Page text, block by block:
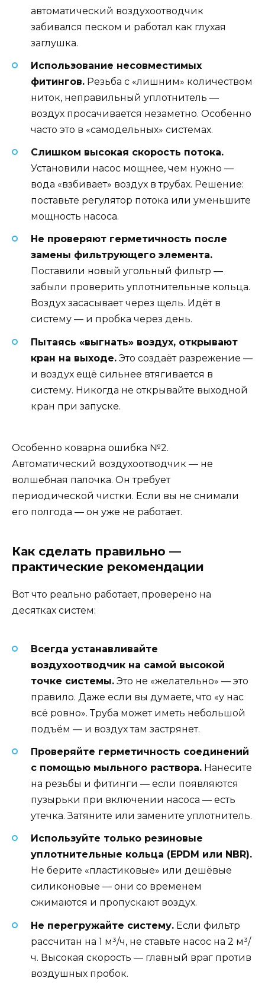
автоматический воздухоотводчик
забивался песком и работал как глухая
заглушка.
Использование несовместимых
фитингов. Резьба с «лишним» количеством
ниток, неправильный уплотнитель —
воздух просачивается незаметно. Особенно
часто это в «самодельных» системах.
Слишком высокая скорость потока.
Установили насос мощнее, чем нужно —
вода «взбивает» воздух в трубах. Решение:
поставьте регулятор потока или уменьшите
мощность насоса.
Не проверяют герметичность после
замены фильтрующего элемента.
Поставили новый угольный фильтр —
забыли проверить уплотнительные кольца.
Воздух засасывает через щель. Идёт в
систему — и пробка через день.
Пытаясь «выгнать» воздух, открывают
кран на выходе. Это создаёт разрежение —
и воздух ещё сильнее втягивается в
систему. Никогда не открывайте выходной
кран при запуске.
Особенно коварна ошибка №2.
Автоматический воздухоотводчик — не
волшебная палочка. Он требует
периодической чистки. Если вы не снимали
его полгода — он уже не работает.
Как сделать правильно —
практические рекомендации
Вот что реально работает, проверено на
десятках систем:
Всегда устанавливайте
воздухоотводчик на самой высокой
точке системы. Это не «желательно» — это
правило. Даже если вы думаете, что «у нас
всё ровно». Труба может иметь небольшой
подъём — и воздух там застрянет.
Проверяйте герметичность соединений
с помощью мыльного раствора. Нанесите
на резьбы и фитинги — если появляются
пузырьки при включении насоса — есть
утечка. Затяните или замените уплотнитель.
Используйте только резиновые
уплотнительные кольца (EPDM или NBR).
Не берите «пластиковые» или дешёвые
силиконовые — они со временем
сжимаются и пропускают воздух.
Не перегружайте систему. Если фильтр
рассчитан на 1 м³/ч, не ставьте насос на 2 м³/
ч. Высокая скорость — главный враг против
воздушных пробок.